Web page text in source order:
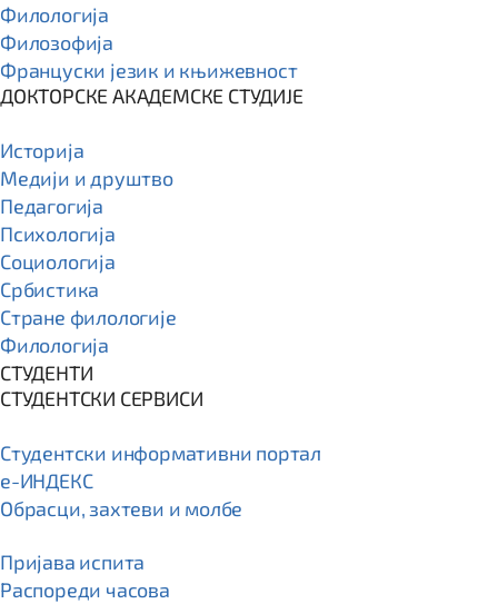
Филологија
Филозофија
Француски језик и књижевност
ДОКТОРСКЕ АКАДЕМСКЕ СТУДИЈЕ
Историја
Медији и друштво
Педагогија
Психологија
Социологија
Србистика
Стране филологије
Филологија
СТУДЕНТИ
СТУДЕНТСКИ СЕРВИСИ
Студентски информативни портал
e-ИНДЕКС
Обрасци, захтеви и молбе
Пријава испита
Распореди часова